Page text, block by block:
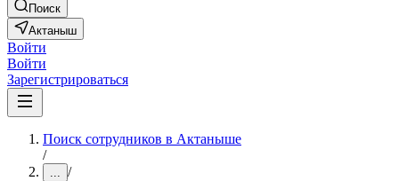
Поиск
Актаныш
Войти
Войти
Зарегистрироваться
Поиск сотрудников в Актаныше
/
... /